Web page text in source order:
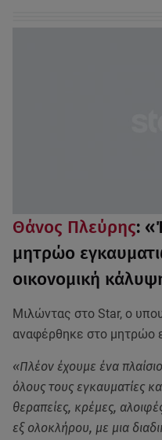
Θάνος Πλεύρης:
μητρώο
οικονομική
Μιλώντας στο Star, ο
αναφέρθηκε στο μητρώο
«Πλέον έχουμε ένα
όλους τους εγκαυματίες
θεραπείες, κρέμες,
εξ ολοκλήρου, με μια